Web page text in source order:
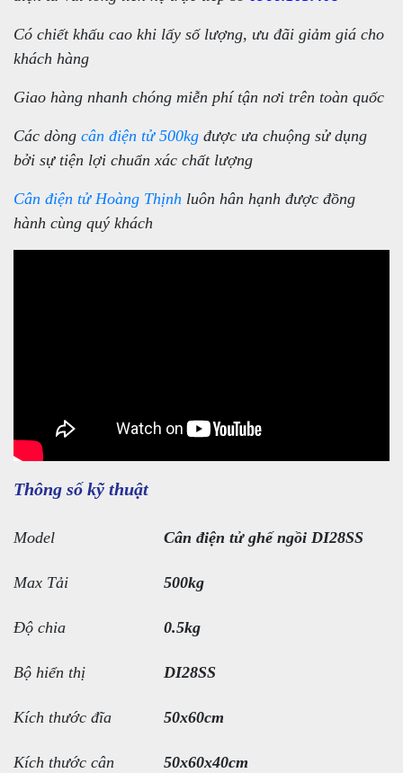
Có chiết khấu cao khi lấy số lượng, ưu đãi giảm giá cho
khách hàng
Giao hàng nhanh chóng miễn phí tận nơi trên toàn quốc
Các dòng cân điện tử 500kg được ưa chuộng sử dụng
bởi sự tiện lợi chuẩn xác chất lượng
Cân điện tử Hoàng Thịnh luôn hân hạnh được đồng
hành cùng quý khách
Thông số kỹ thuật
Model Cân điện tử ghế ngồi DI28SS
Max Tải 500kg
Độ chia 0.5kg
Bộ hiển thị DI28SS
Kích thước đĩa 50x60cm
Kích thước cân 50x60x40cm